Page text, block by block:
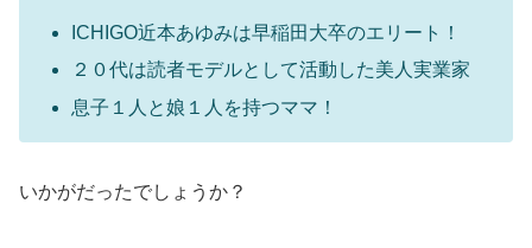
ICHIGO近本あゆみは早稲田大卒のエリート！
２０代は読者モデルとして活動した美人実業家
息子１人と娘１人を持つママ！
いかがだったでしょうか？